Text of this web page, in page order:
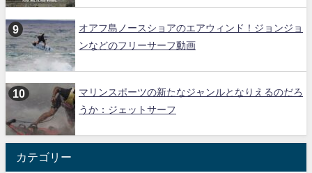
オアフ島ノースショアのエアウィンド！ジョンジョ
ンなどのフリーサーフ動画
マリンスポーツの新たなジャンルとなりえるのだろ
うか：ジェットサーフ
カテゴリー